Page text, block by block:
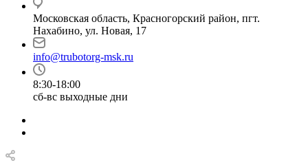
Московская область, Красногорский район, пгт.
Нахабино, ул. Новая, 17
info@trubotorg-msk.ru
8:30-18:00
сб-вс выходные дни